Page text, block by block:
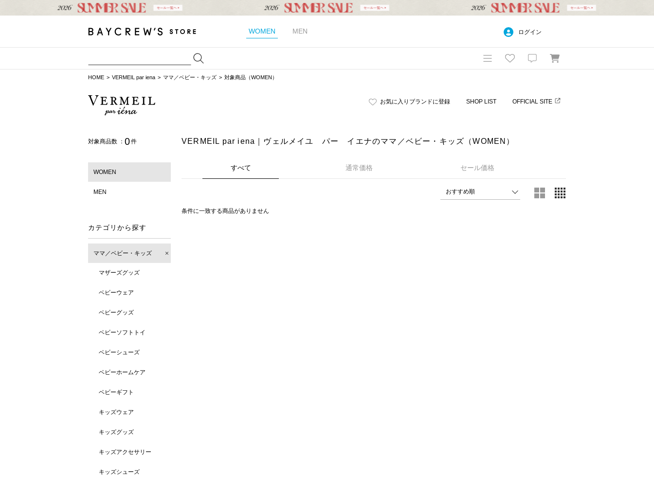
WOMEN MEN ログイン
HOME VERMEIL par iena ママ／ベビー・キッズ 対象商品（WOMEN）
お気に入りブランドに登録 SHOP LIST OFFICIAL SITE
対象商品数 ： 0件
WOMEN
MEN
カテゴリから探す
ママ／ベビー・キッズ
マザーズグッズ
ベビーウェア
ベビーグッズ
ベビーソフトトイ
ベビーシューズ
ベビーホームケア
ベビーギフト
キッズウェア
キッズグッズ
キッズアクセサリー
キッズシューズ
VERMEIL par iena｜ヴェルメイユ パー イエナのママ／ベビー・キッズ（WOMEN）
すべて 通常価格 セール価格
条件に一致する商品がありません